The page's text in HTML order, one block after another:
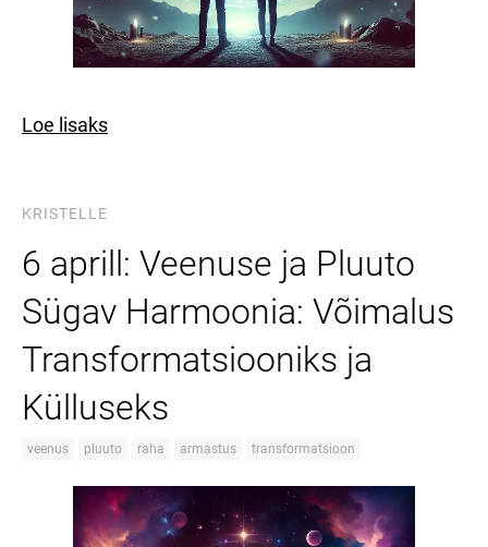
Loe lisaks
KRISTELLE
6 aprill: Veenuse ja Pluuto
Sügav Harmoonia: Võimalus
Transformatsiooniks ja
Külluseks
veenus pluuto raha armastus transformatsioon